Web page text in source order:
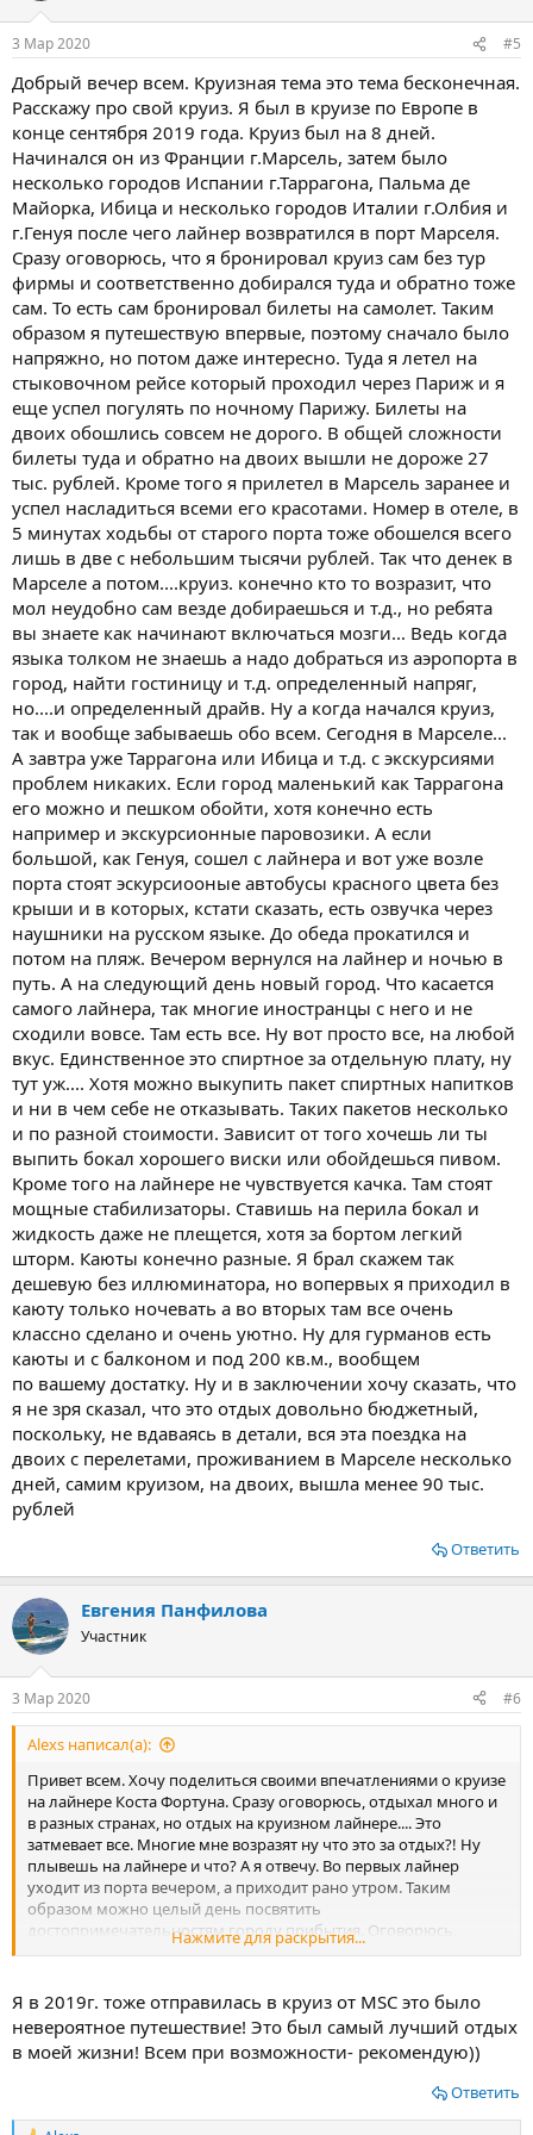
3 Мар 2020 #5
Добрый вечер всем. Круизная тема это тема бесконечная.
Расскажу про свой круиз. Я был в круизе по Европе в
конце сентября 2019 года. Круиз был на 8 дней.
Начинался он из Франции г.Марсель, затем было
несколько городов Испании г.Таррагона, Пальма де
Майорка, Ибица и несколько городов Италии г.Олбия и
г.Генуя после чего лайнер возвратился в порт Марселя.
Сразу оговорюсь, что я бронировал круиз сам без тур
фирмы и соответственно добирался туда и обратно тоже
сам. То есть сам бронировал билеты на самолет. Таким
образом я путешествую впервые, поэтому сначало было
напряжно, но потом даже интересно. Туда я летел на
стыковочном рейсе который проходил через Париж и я
еще успел погулять по ночному Парижу. Билеты на
двоих обошлись совсем не дорого. В общей сложности
билеты туда и обратно на двоих вышли не дороже 27
тыс. рублей. Кроме того я прилетел в Марсель заранее и
успел насладиться всеми его красотами. Номер в отеле, в
5 минутах ходьбы от старого порта тоже обошелся всего
лишь в две с небольшим тысячи рублей. Так что денек в
Марселе а потом....круиз. конечно кто то возразит, что
мол неудобно сам везде добираешься и т.д., но ребята
вы знаете как начинают включаться мозги... Ведь когда
языка толком не знаешь а надо добраться из аэропорта в
город, найти гостиницу и т.д. определенный напряг,
но....и определенный драйв. Ну а когда начался круиз,
так и вообще забываешь обо всем. Сегодня в Марселе...
А завтра уже Таррагона или Ибица и т.д. с экскурсиями
проблем никаких. Если город маленький как Таррагона
его можно и пешком обойти, хотя конечно есть
например и экскурсионные паровозики. А если
большой, как Генуя, сошел с лайнера и вот уже возле
порта стоят эскурсиооные автобусы красного цвета без
крыши и в которых, кстати сказать, есть озвучка через
наушники на русском языке. До обеда прокатился и
потом на пляж. Вечером вернулся на лайнер и ночью в
путь. А на следующий день новый город. Что касается
самого лайнера, так многие иностранцы с него и не
сходили вовсе. Там есть все. Ну вот просто все, на любой
вкус. Единственное это спиртное за отдельную плату, ну
тут уж.... Хотя можно выкупить пакет спиртных напитков
и ни в чем себе не отказывать. Таких пакетов несколько
и по разной стоимости. Зависит от того хочешь ли ты
выпить бокал хорошего виски или обойдешься пивом.
Кроме того на лайнере не чувствуется качка. Там стоят
мощные стабилизаторы. Ставишь на перила бокал и
жидкость даже не плещется, хотя за бортом легкий
шторм. Каюты конечно разные. Я брал скажем так
дешевую без иллюминатора, но вопервых я приходил в
каюту только ночевать а во вторых там все очень
классно сделано и очень уютно. Ну для гурманов есть
каюты и с балконом и под 200 кв.м., вообщем
по вашему достатку. Ну и в заключении хочу сказать, что
я не зря сказал, что это отдых довольно бюджетный,
поскольку, не вдаваясь в детали, вся эта поездка на
двоих с перелетами, проживанием в Марселе несколько
дней, самим круизом, на двоих, вышла менее 90 тыс.
рублей
Ответить
Евгения Панфилова
Участник
3 Мар 2020 #6
Alexs написал(а):
Привет всем. Хочу поделиться своими впечатлениями о круизе
на лайнере Коста Фортуна. Сразу оговорюсь, отдыхал много и
в разных странах, но отдых на круизном лайнере.... Это
затмевает все. Многие мне возразят ну что это за отдых?! Ну
плывешь на лайнере и что? А я отвечу. Во первых лайнер
уходит из порта вечером, а приходит рано утром. Таким
образом можно целый день посвятить
достопримечательностям городу прибытия. Оговорюсь,
Лично мне хватало времени и на пляж и на красоты городов.
несколько стран и 6 -7 городов. Представьте, отплываете из
Марселя, а просыпаетесь утром и Вы уже на Ибице. Ну а
развлечения на лайнере это даже не пяти звездочный отель.
Это гораздо круче. Это куча баров с концертами с живой
кроме того питание на лайнерах... Ну например я был в пяти
звездочном отеле в Доминикане. Там было все что душе
Нажмите для раскрытия...
Я в 2019г. тоже отправилась в круиз от MSC это было
невероятное путешествие! Это был самый лучший отдых
в моей жизни! Всем при возможности- рекомендую))
Ответить